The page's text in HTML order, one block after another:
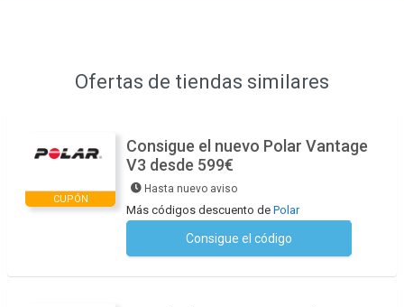
Ofertas de tiendas similares
CUPÓN
Consigue el nuevo Polar Vantage
V3 desde 599€
Hasta nuevo aviso
Más códigos descuento de Polar
Consigue el código